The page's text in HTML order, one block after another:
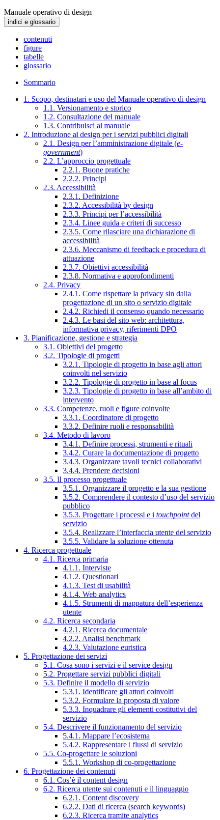
Manuale operativo di design
indici e glossario
contenuti
figure
tabelle
glossario
Sommario
1. Scopo, destinatari e uso del Manuale operativo di design
1.1. Versionamento e storico
1.2. Consultazione del manuale
1.3. Contribuisci al manuale
2. Introduzione al design per i servizi pubblici digitali
2.1. Design per l’amministrazione digitale (e-
government)
2.2. L’approccio progettuale
2.2.1. Buone pratiche
2.2.2. Principi
2.3. Accessibilità
2.3.1. Definizione
2.3.2. Accessibilità by design
2.3.3. Principi per l’accessibilità
2.3.4. Linee guida e criteri di successo
2.3.5. Come rilasciare una dichiarazione di
accessibilità
2.3.6. Meccanismo di feedback e procedura di
attuazione
2.3.7. Obiettivi accessibilità
2.3.8. Normativa e approfondimenti
2.4. Privacy
2.4.1. Come rispettare la privacy sin dalla
progettazione di un sito o servizio digitale
2.4.2. Richiedi il consenso quando necessario
2.4.3. Le basi del sito web: architettura,
informativa privacy, riferimenti DPO
3. Pianificazione, gestione e strategia
3.1. Obiettivi del progetto
3.2. Tipologie di progetti
3.2.1. Tipologie di progetto in base agli attori
coinvolti nel servizio
3.2.2. Tipologie di progetto in base al focus
3.2.3. Tipologie di progetto in base all’ambito di
intervento
3.3. Competenze, ruoli e figure coinvolte
3.3.1. Coordinatore di progetto
3.3.2. Definire ruoli e responsabilità
3.4. Metodo di lavoro
3.4.1. Definire processi, strumenti e rituali
3.4.2. Curare la documentazione di progetto
3.4.3. Organizzare tavoli tecnici collaborativi
3.4.4. Prendere decisioni
3.5. Il processo progettuale
3.5.1. Organizzare il progetto e la sua gestione
3.5.2. Comprendere il contesto d’uso del servizio
pubblico
3.5.3. Progettare i processi e i touchpointdel
servizio
3.5.4. Realizzare l’interfaccia utente del servizio
3.5.5. Validare la soluzione ottenuta
4. Ricerca progettuale
4.1. Ricerca primaria
4.1.1. Interviste
4.1.2. Questionari
4.1.3. Test di usabilità
4.1.4. Web analytics
4.1.5. Strumenti di mappatura dell’esperienza
utente
4.2. Ricerca secondaria
4.2.1. Ricerca documentale
4.2.2. Analisi benchmark
4.2.3. Valutazione euristica
5. Progettazione dei servizi
5.1. Cosa sono i servizi e il service design
5.2. Progettare servizi pubblici digitali
5.3. Definire il modello di servizio
5.3.1. Identificare gli attori coinvolti
5.3.2. Formulare la proposta di valore
5.3.3. Inquadrare gli elementi costitutivi del
servizio
5.4. Descrivere il funzionamento del servizio
5.4.1. Mappare l’ecosistema
5.4.2. Rappresentare i flussi di servizio
5.5. Co-progettare le soluzioni
5.5.1. Workshop di co-progettazione
6. Progettazione dei contenuti
6.1. Cos’è il content design
6.2. Ricerca utente sui contenuti e il linguaggio
6.2.1. Content discovery
6.2.2. Dati di ricerca (search keywords)
6.2.3. Ricerca tramite analytics